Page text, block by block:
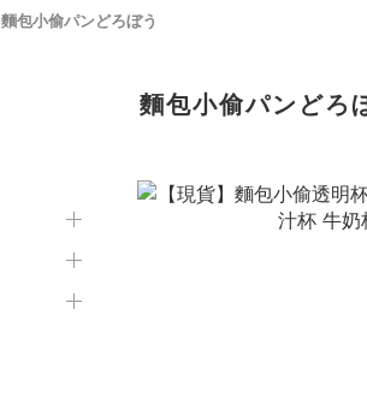
麵包小偷パンどろぼう
麵包小偷パンどろ